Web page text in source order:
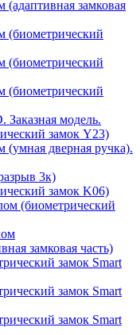
(адаптивная замковая
(биометрический
(биометрический
(биометрический
Заказная модель.
замок Y23)
(умная дверная ручка).
3к)
замок K06)
(биометрический
замковая часть)
замок Smart
замок Smart
замок Smart